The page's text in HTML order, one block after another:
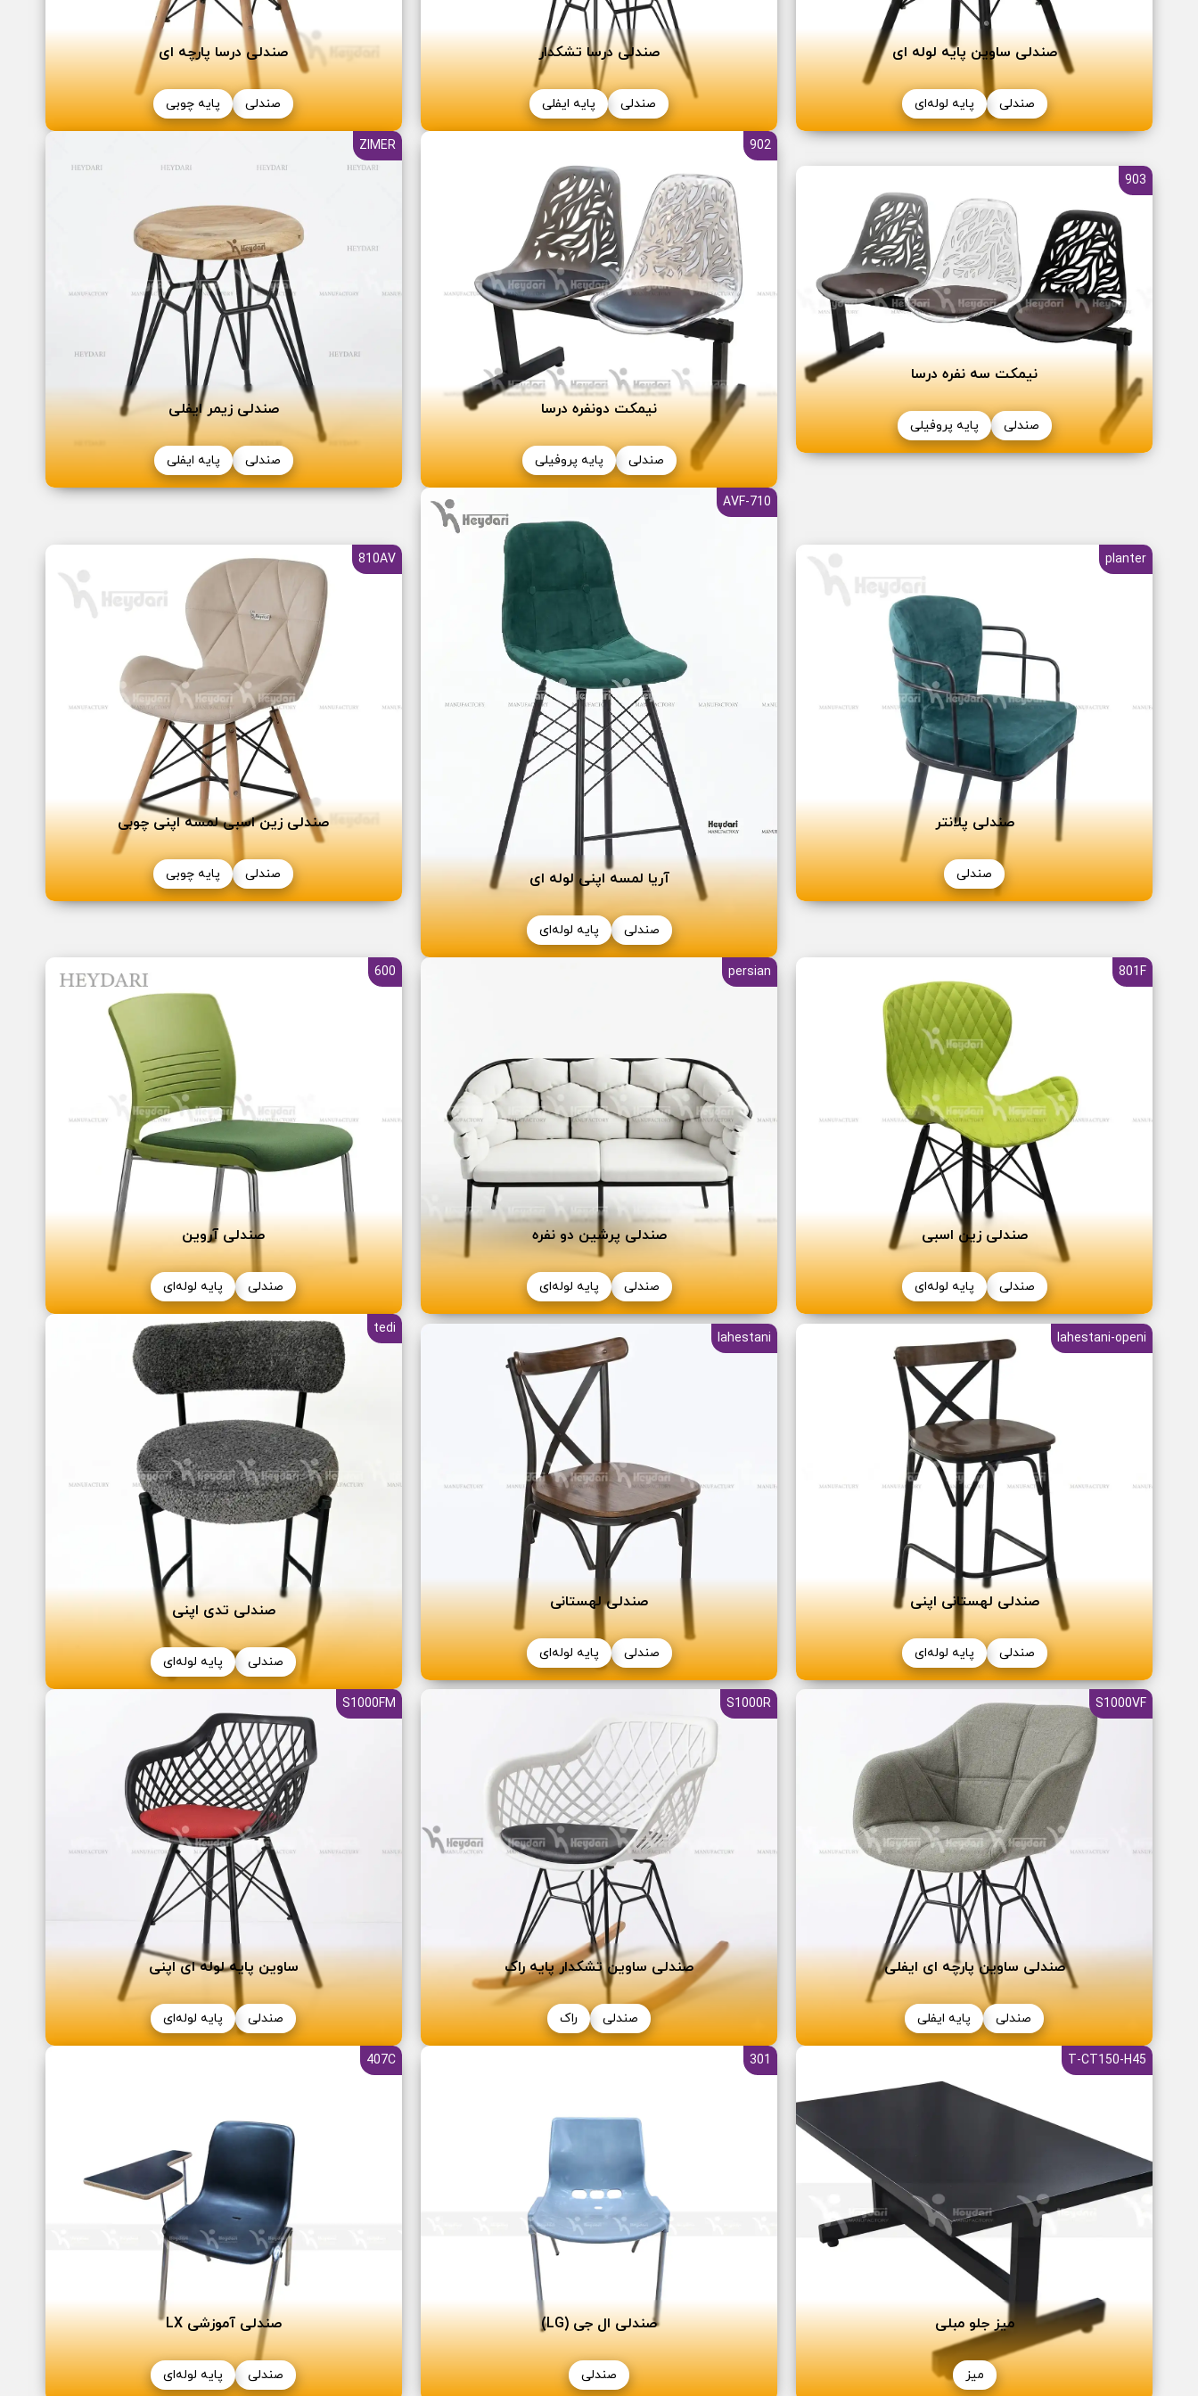
صندلی ساوین پایه لوله ای
صندلی پایه لوله‌ای
صندلی درسا تشکدار
صندلی پایه ایفلی
صندلی درسا پارچه ای
صندلی پایه چوبی
903
نیمکت سه نفره درسا
صندلی پایه پروفیلی
902
نیمکت دونفره درسا
صندلی پایه پروفیلی
ZIMER
صندلی زیمر ایفلی
صندلی پایه ایفلی
planter
صندلی پلانتر
صندلی
710-AVF
آریا لمسه اپنی لوله ای
صندلی پایه لوله‌ای
810AV
صندلی زین اسبی لمسه اپنی چوبی
صندلی پایه چوبی
801F
صندلی زین اسبی
صندلی پایه لوله‌ای
persian
صندلی پرشین دو نفره
صندلی پایه لوله‌ای
600
صندلی آروین
صندلی پایه لوله‌ای
lahestani-openi
صندلی لهستانی اپنی
صندلی پایه لوله‌ای
lahestani
صندلی لهستانی
صندلی پایه لوله‌ای
tedi
صندلی تدی اپنی
صندلی پایه لوله‌ای
S1000VF
صندلی ساوین پارچه ای ایفلی
صندلی پایه ایفلی
S1000R
صندلی ساوین تشکدار پایه راک
صندلی راک
S1000FM
ساوین پایه لوله ای اپنی
صندلی پایه لوله‌ای
T-CT150-H45
میز جلو مبلی
میز
301
صندلی ال جی (LG)
صندلی
407C
صندلی آموزشی LX
صندلی پایه لوله‌ای